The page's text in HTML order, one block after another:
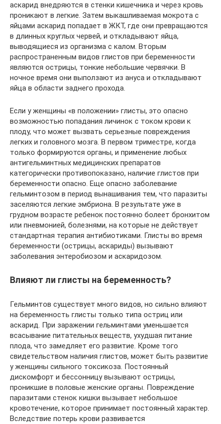
аскарид внедряются в стенки кишечника и через кровь
проникают в легкие. Затем выкашливаемая мокрота с
яйцами аскарид попадает в ЖКТ, где они превращаются
в длинных круглых червей, и откладывают яйца,
выводящиеся из организма с калом. Вторым
распространенным видов глистов при беременности
являются острицы, тонкие небольшие червячки. В
ночное время они выползают из ануса и откладывают
яйца в области заднего прохода.
Если у женщины «в положении» глисты, это опасно
возможностью попадания личинок с током крови к
плоду, что может вызвать серьезные повреждения
легких и головного мозга. В первом триместре, когда
только формируются органы, и применение любых
антигельминтных медицинских препаратов
категорически противопоказано, наличие глистов при
беременности опасно. Еще опасно заболевание
гельминтозом в период вынашивания тем, что паразиты
заселяются легкие эмбриона. В результате уже в
грудном возрасте ребенок постоянно болеет бронхитом
или пневмонией, болезнями, на которые не действует
стандартная терапия антибиотиками. Глисты во время
беременности (острицы, аскариды) вызывают
заболевания энтеробиозом и аскаридозом.
Влияют ли глисты на беременность?
Гельминтов существует много видов, но сильно влияют
на беременность глисты только типа остриц или
аскарид. При заражении гельминтами уменьшается
всасывание питательных веществ, ухудшая питание
плода, что замедляет его развитие. Кроме того
свидетельством наличия глистов, может быть развитие
у женщины сильного токсикоза. Постоянный
дискомфорт и бессонницу вызывают острицы,
проникшие в половые женские органы. Повреждение
паразитами стенок кишки вызывает небольшое
кровотечение, которое принимает постоянный характер.
Вследствие потерь крови развивается